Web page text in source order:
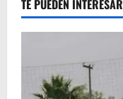
TE PUEDEN INTERESAR